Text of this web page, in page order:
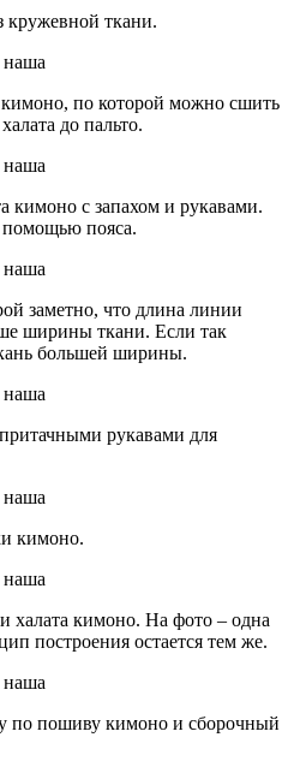
кружевной ткани.
по которой можно сшить
до пальто.
кимоно с запахом и рукавами.
помощью пояса.
заметно, что длина линии
ширины ткани. Если так
большей ширины.
рукавами для
кимоно.
халата кимоно. На фото – одна
построения остается тем же.
по пошиву кимоно и сборочный